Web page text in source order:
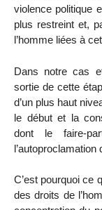
violence politique
plus restreint et,
l’homme liées à
Dans notre cas
sortie de cette
d’un plus haut
le début et la
dont le faire-
l’autoproclamation
C’est pourquoi ce
des droits de